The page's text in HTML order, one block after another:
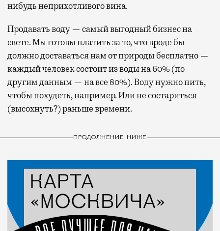
нибудь неприхотливого вина.
Продавать воду — самый выгодный бизнес на
свете. Мы готовы платить за то, что вроде бы
должно доставаться нам от природы бесплатно —
каждый человек состоит из воды на 60% (по
другим данным — на все 80%). Воду нужно пить,
чтобы похудеть, например. Или не состариться
(высохнуть?) раньше времени.
ПРОДОЛЖЕНИЕ НИЖЕ